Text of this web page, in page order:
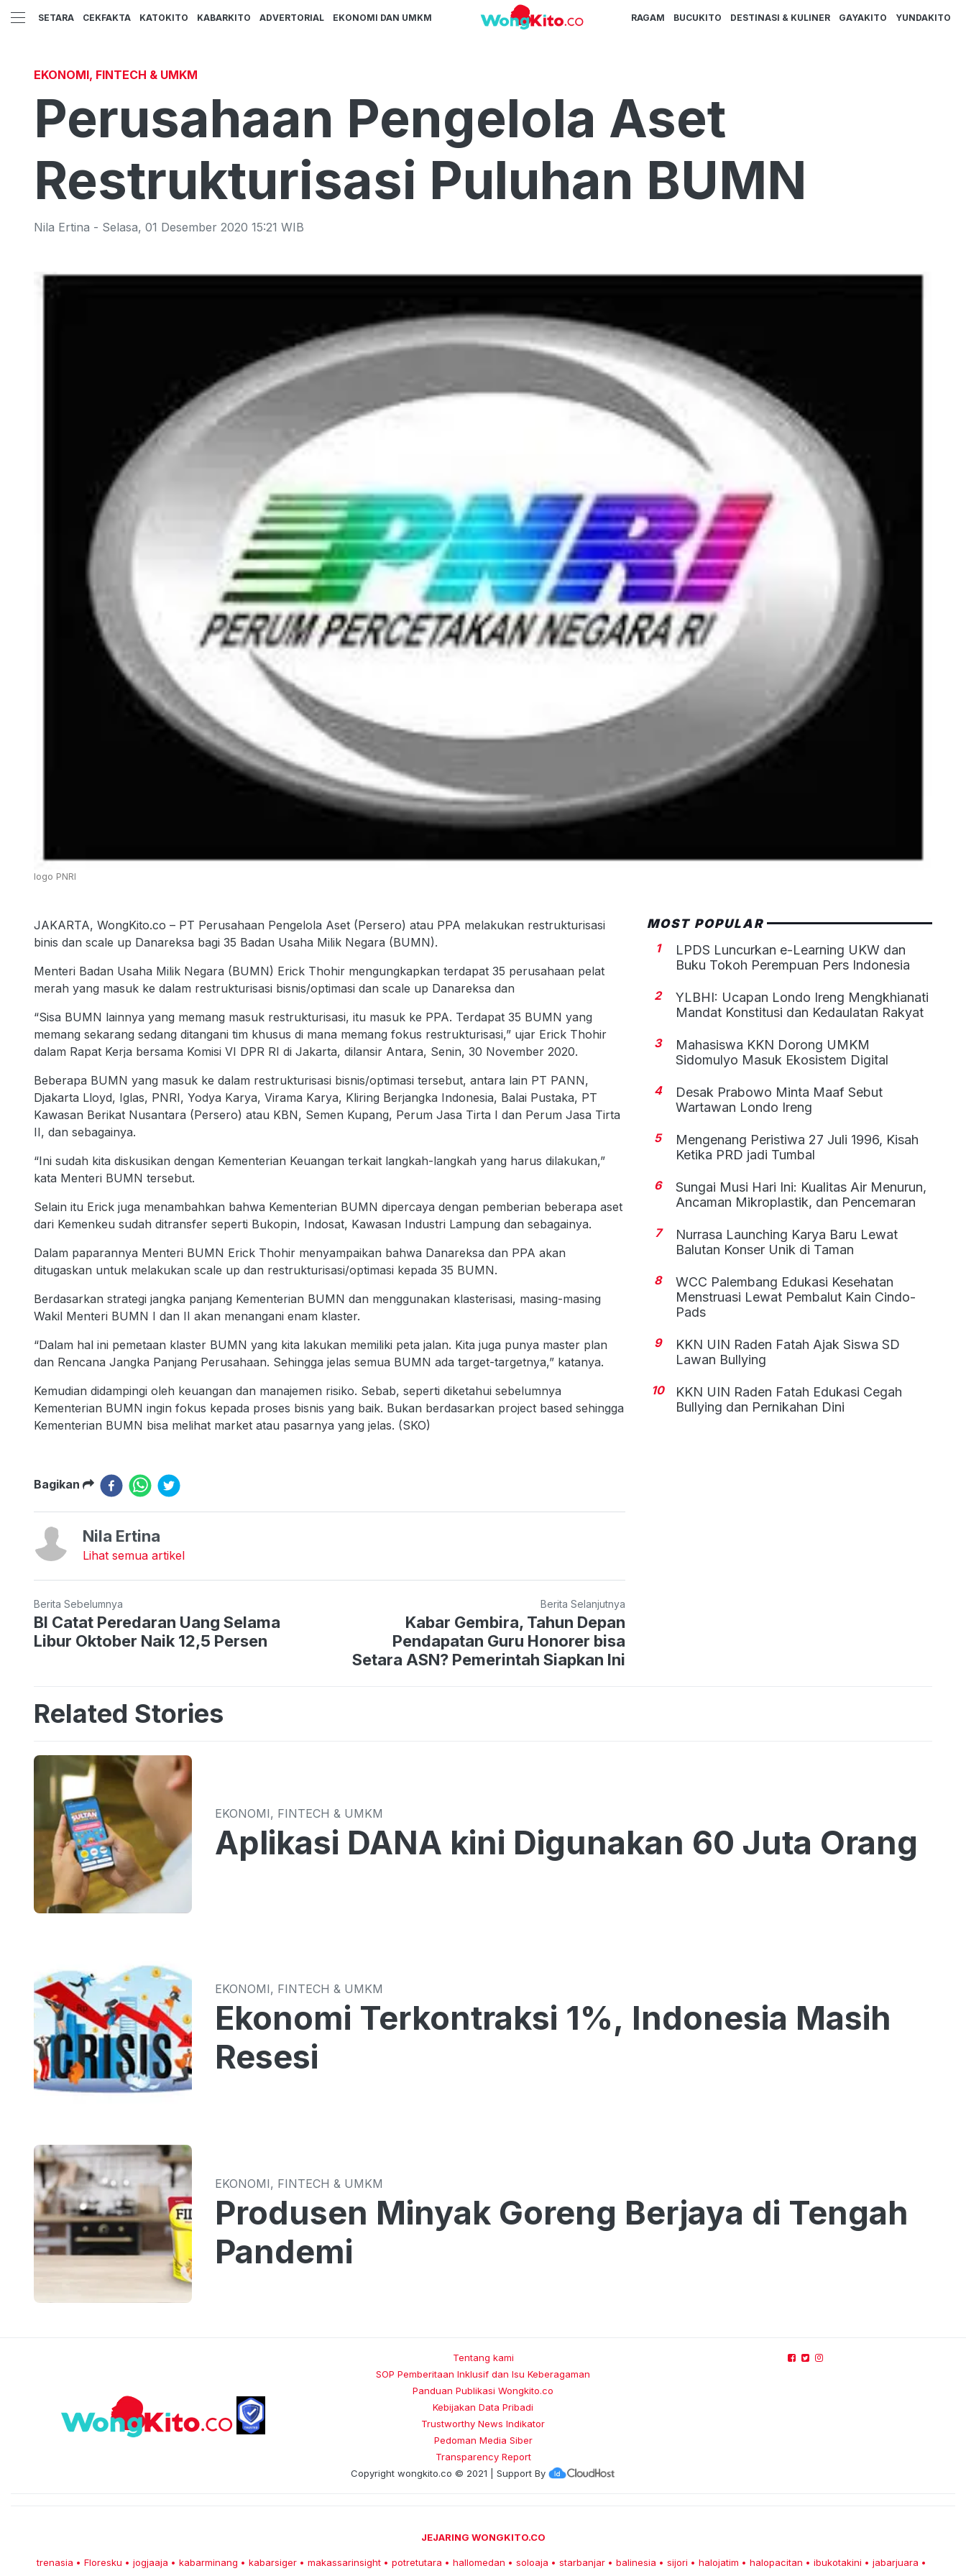
SETARA CEKFAKTA KATOKITO KABARKITO ADVERTORIAL EKONOMI DAN UMKM RAGAM BUCUKITO DESTINASI & KULINER GAYAKITO YUNDAKITO
EKONOMI, FINTECH & UMKM
Perusahaan Pengelola Aset
Restrukturisasi Puluhan BUMN
Nila Ertina - Selasa, 01 Desember 2020 15:21 WIB
logo PNRI
JAKARTA, WongKito.co – PT Perusahaan Pengelola Aset (Persero) atau PPA melakukan restrukturisasi
binis dan scale up Danareksa bagi 35 Badan Usaha Milik Negara (BUMN).
Menteri Badan Usaha Milik Negara (BUMN) Erick Thohir mengungkapkan terdapat 35 perusahaan pelat
merah yang masuk ke dalam restrukturisasi bisnis/optimasi dan scale up Danareksa dan
“Sisa BUMN lainnya yang memang masuk restrukturisasi, itu masuk ke PPA. Terdapat 35 BUMN yang
memang sekarang sedang ditangani tim khusus di mana memang fokus restrukturisasi,” ujar Erick Thohir
dalam Rapat Kerja bersama Komisi VI DPR RI di Jakarta, dilansir Antara, Senin, 30 November 2020.
Beberapa BUMN yang masuk ke dalam restrukturisasi bisnis/optimasi tersebut, antara lain PT PANN,
Djakarta Lloyd, Iglas, PNRI, Yodya Karya, Virama Karya, Kliring Berjangka Indonesia, Balai Pustaka, PT
Kawasan Berikat Nusantara (Persero) atau KBN, Semen Kupang, Perum Jasa Tirta I dan Perum Jasa Tirta
II, dan sebagainya.
“Ini sudah kita diskusikan dengan Kementerian Keuangan terkait langkah-langkah yang harus dilakukan,”
kata Menteri BUMN tersebut.
Selain itu Erick juga menambahkan bahwa Kementerian BUMN dipercaya dengan pemberian beberapa aset
dari Kemenkeu sudah ditransfer seperti Bukopin, Indosat, Kawasan Industri Lampung dan sebagainya.
Dalam paparannya Menteri BUMN Erick Thohir menyampaikan bahwa Danareksa dan PPA akan
ditugaskan untuk melakukan scale up dan restrukturisasi/optimasi kepada 35 BUMN.
Berdasarkan strategi jangka panjang Kementerian BUMN dan menggunakan klasterisasi, masing-masing
Wakil Menteri BUMN I dan II akan menangani enam klaster.
“Dalam hal ini pemetaan klaster BUMN yang kita lakukan memiliki peta jalan. Kita juga punya master plan
dan Rencana Jangka Panjang Perusahaan. Sehingga jelas semua BUMN ada target-targetnya,” katanya.
Kemudian didampingi oleh keuangan dan manajemen risiko. Sebab, seperti diketahui sebelumnya
Kementerian BUMN ingin fokus kepada proses bisnis yang baik. Bukan berdasarkan project based sehingga
Kementerian BUMN bisa melihat market atau pasarnya yang jelas. (SKO)
Bagikan
Nila Ertina
Lihat semua artikel
Berita Sebelumnya
BI Catat Peredaran Uang Selama
Libur Oktober Naik 12,5 Persen
Berita Selanjutnya
Kabar Gembira, Tahun Depan
Pendapatan Guru Honorer bisa
Setara ASN? Pemerintah Siapkan Ini
MOST POPULAR
1
LPDS Luncurkan e-Learning UKW dan
Buku Tokoh Perempuan Pers Indonesia
2
YLBHI: Ucapan Londo Ireng Mengkhianati
Mandat Konstitusi dan Kedaulatan Rakyat
3
Mahasiswa KKN Dorong UMKM
Sidomulyo Masuk Ekosistem Digital
4
Desak Prabowo Minta Maaf Sebut
Wartawan Londo Ireng
5
Mengenang Peristiwa 27 Juli 1996, Kisah
Ketika PRD jadi Tumbal
6
Sungai Musi Hari Ini: Kualitas Air Menurun,
Ancaman Mikroplastik, dan Pencemaran
7
Nurrasa Launching Karya Baru Lewat
Balutan Konser Unik di Taman
8
WCC Palembang Edukasi Kesehatan
Menstruasi Lewat Pembalut Kain Cindo-
Pads
9
KKN UIN Raden Fatah Ajak Siswa SD
Lawan Bullying
10
KKN UIN Raden Fatah Edukasi Cegah
Bullying dan Pernikahan Dini
Related Stories
EKONOMI, FINTECH & UMKM
Aplikasi DANA kini Digunakan 60 Juta Orang
EKONOMI, FINTECH & UMKM
Ekonomi Terkontraksi 1%, Indonesia Masih
Resesi
EKONOMI, FINTECH & UMKM
Produsen Minyak Goreng Berjaya di Tengah
Pandemi
Tentang kami
SOP Pemberitaan Inklusif dan Isu Keberagaman
Panduan Publikasi Wongkito.co
Kebijakan Data Pribadi
Trustworthy News Indikator
Pedoman Media Siber
Transparency Report
Copyright wongkito.co © 2021 | Support By
JEJARING WONGKITO.CO
trenasia • Floresku • jogjaaja • kabarminang • kabarsiger • makassarinsight • potretutara • hallomedan • soloaja • starbanjar • balinesia • sijori • halojatim • halopacitan • ibukotakini • jabarjuara •